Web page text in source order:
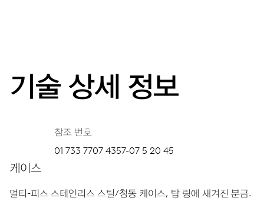
기술 상세 정보
참조 번호
01 733 7707 4357-07 5 20 45
케이스
멀티-피스 스테인리스 스틸/청동 케이스, 탑 링에 새겨진 분금.